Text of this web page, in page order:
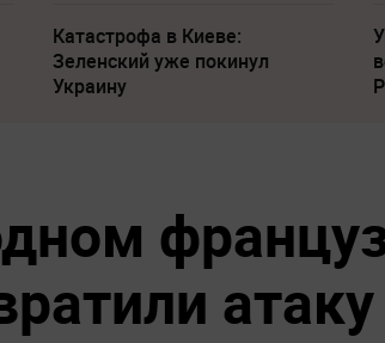
Катастрофа в Киеве:
Зеленский уже покинул
Украину
атаку